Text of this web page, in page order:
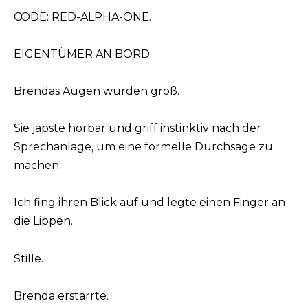
CODE: RED-ALPHA-ONE.
EIGENTÜMER AN BORD.
Brendas Augen wurden groß.
Sie japste hörbar und griff instinktiv nach der
Sprechanlage, um eine formelle Durchsage zu
machen.
Ich fing ihren Blick auf und legte einen Finger an
die Lippen.
Stille.
Brenda erstarrte.